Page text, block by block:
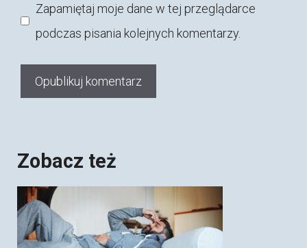
Zapamiętaj moje dane w tej przeglądarce
podczas pisania kolejnych komentarzy.
Zobacz też